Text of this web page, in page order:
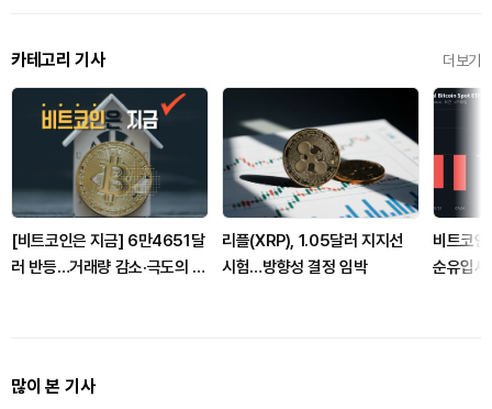
카테고리 기사 더보기
[비트코인은 지금] 6만4651달
러 반등…거래량 감소·극도의 공
리플(XRP), 1.05달러 지지선
시험…방향성 결정 임박
비트코
순유입
많이 본 기사